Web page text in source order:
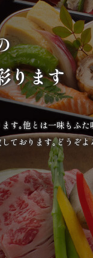
ります
す｡他とは一味もふ
ております｡どうぞ